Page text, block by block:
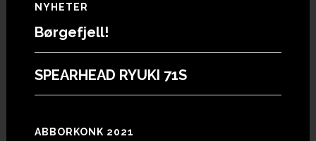
Footer
NYHETER
Børgefjell!
SPEARHEAD RYUKI 71S
ABBORKONK 2021